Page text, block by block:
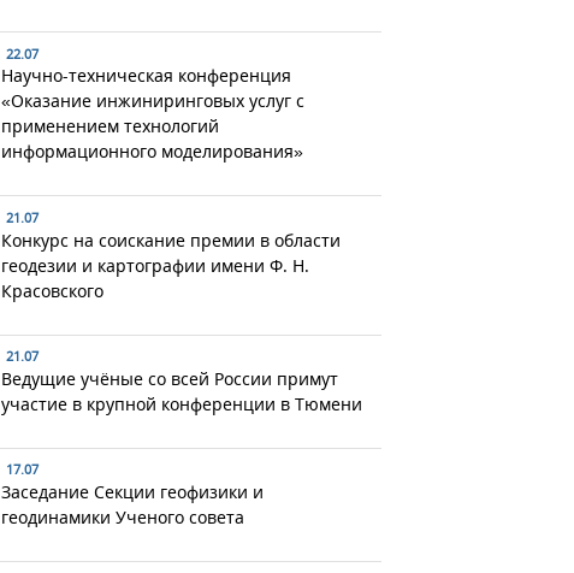
22.07
Научно-техническая конференция
«Оказание инжиниринговых услуг с
применением технологий
информационного моделирования»
21.07
Конкурс на соискание премии в области
геодезии и картографии имени Ф. Н.
Красовского
21.07
Ведущие учёные со всей России примут
участие в крупной конференции в Тюмени
17.07
Заседание Секции геофизики и
геодинамики Ученого совета